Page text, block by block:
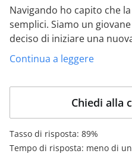
Navigando ho capito che
semplici. Siamo un
deciso di iniziare una
ci appassionava di più: IL
passione è il mare e gli
Continua a leggere
Chiedi alla
Tasso di risposta: 89%
Tempo di risposta: meno di